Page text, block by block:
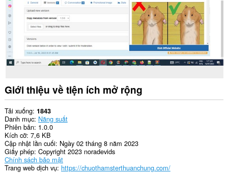
Giới thiệu về tiện ích mở rộng
Tải xuống 1843
Danh mục Năng suất
Phiên bản 1.0.0
Kích cỡ 7,6 KB
Cập nhật lần cuối Ngày 02 tháng 8 năm 2023
Giấy phép Copyright 2023 noradevids
Chính sách bảo mật
Trang web dịch vụ https://chuothamsterthuanchung.com/